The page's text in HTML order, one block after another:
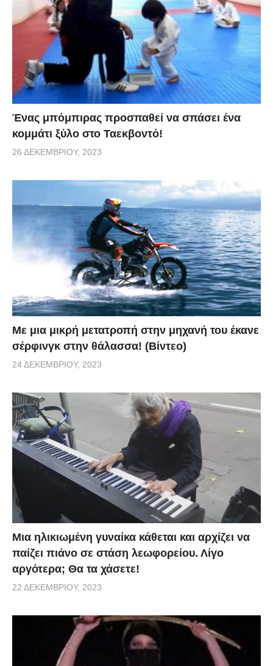
Ένας μπόμπιρας προσπαθεί να σπάσει ένα
κομμάτι ξύλο στο Ταεκβοντό!
26 ΔΕΚΕΜΒΡΊΟΥ, 2023
Με μια μικρή μετατροπή στην μηχανή του έκανε
σέρφινγκ στην θάλασσα! (Βίντεο)
24 ΔΕΚΕΜΒΡΊΟΥ, 2023
Μια ηλικιωμένη γυναίκα κάθεται και αρχίζει να
παίζει πιάνο σε στάση λεωφορείου. Λίγο
αργότερα; Θα τα χάσετε!
22 ΔΕΚΕΜΒΡΊΟΥ, 2023